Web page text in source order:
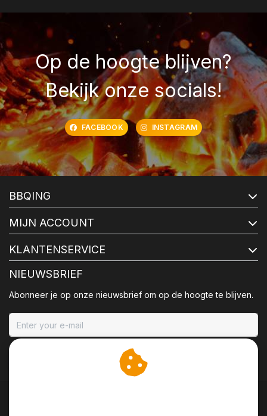
Op de hoogte blijven?
Bekijk onze socials!
FACEBOOK INSTAGRAM
BBQING
MIJN ACCOUNT
KLANTENSERVICE
NIEUWSBRIEF
Abonneer je op onze nieuwsbrief om op de hoogte te blijven.